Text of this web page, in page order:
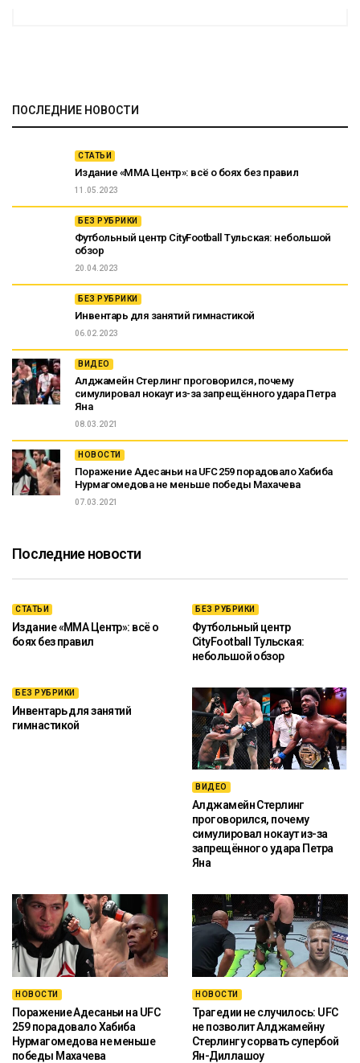
ПОСЛЕДНИЕ НОВОСТИ
СТАТЬИ
Издание «ММА Центр»: всё о боях без правил
11.05.2023
БЕЗ РУБРИКИ
Футбольный центр CityFootball Тульская: небольшой
обзор
20.04.2023
БЕЗ РУБРИКИ
Инвентарь для занятий гимнастикой
06.02.2023
ВИДЕО
Алджамейн Стерлинг проговорился, почему
симулировал нокаут из-за запрещённого удара Петра
Яна
08.03.2021
НОВОСТИ
Поражение Адесаньи на UFC 259 порадовало Хабиба
Нурмагомедова не меньше победы Махачева
07.03.2021
Последние новости
СТАТЬИ
Издание «ММА Центр»: всё о
боях без правил
БЕЗ РУБРИКИ
Футбольный центр
CityFootball Тульская:
небольшой обзор
БЕЗ РУБРИКИ
Инвентарь для занятий
гимнастикой
ВИДЕО
Алджамейн Стерлинг
проговорился, почему
симулировал нокаут из-за
запрещённого удара Петра
Яна
НОВОСТИ
Поражение Адесаньи на UFC
259 порадовало Хабиба
Нурмагомедова не меньше
победы Махачева
НОВОСТИ
Трагедии не случилось: UFC
не позволит Алджамейну
Стерлингу сорвать супербой
Ян-Диллашоу